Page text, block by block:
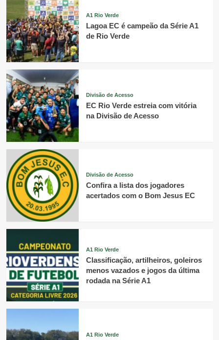
A1 Rio Verde
Lagoa EC é campeão da Série A1
de Rio Verde
Divisão de Acesso
EC Rio Verde estreia com vitória
na Divisão de Acesso
Divisão de Acesso
Confira a lista dos jogadores
acertados com o Bom Jesus EC
A1 Rio Verde
Classificação, artilheiros, goleiros
menos vazados e jogos da última
rodada na Série A1
A1 Rio Verde